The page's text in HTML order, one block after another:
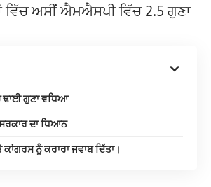
ਵਿੱਚ ਅਸੀਂ ਐਮਐਸਪੀ ਵਿੱਚ 2.5 ਗੁਣਾ
ਢਾਈ ਗੁਣਾ ਵਧਿਆ
ਦਾ ਧਿਆਨ
ਨੂੰ ਕਰਾਰਾ ਜਵਾਬ ਦਿੱਤਾ।